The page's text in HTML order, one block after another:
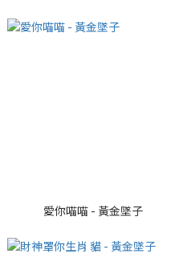
愛你喵喵 - 黃金墜子